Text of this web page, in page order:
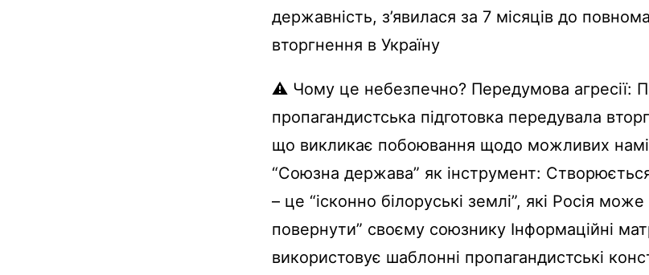
державність, з’явилася за 7 місяців до
вторгнення в Україну
⚠️ Чому це небезпечно? Передумова агресії:
пропагандистська підготовка передувала
що викликає побоювання щодо можливих
“Союзна держава” як інструмент:
– це “ісконно білоруські землі”, які Росія
повернути” своєму союзнику Інформаційні
використовує шаблонні пропагандистські